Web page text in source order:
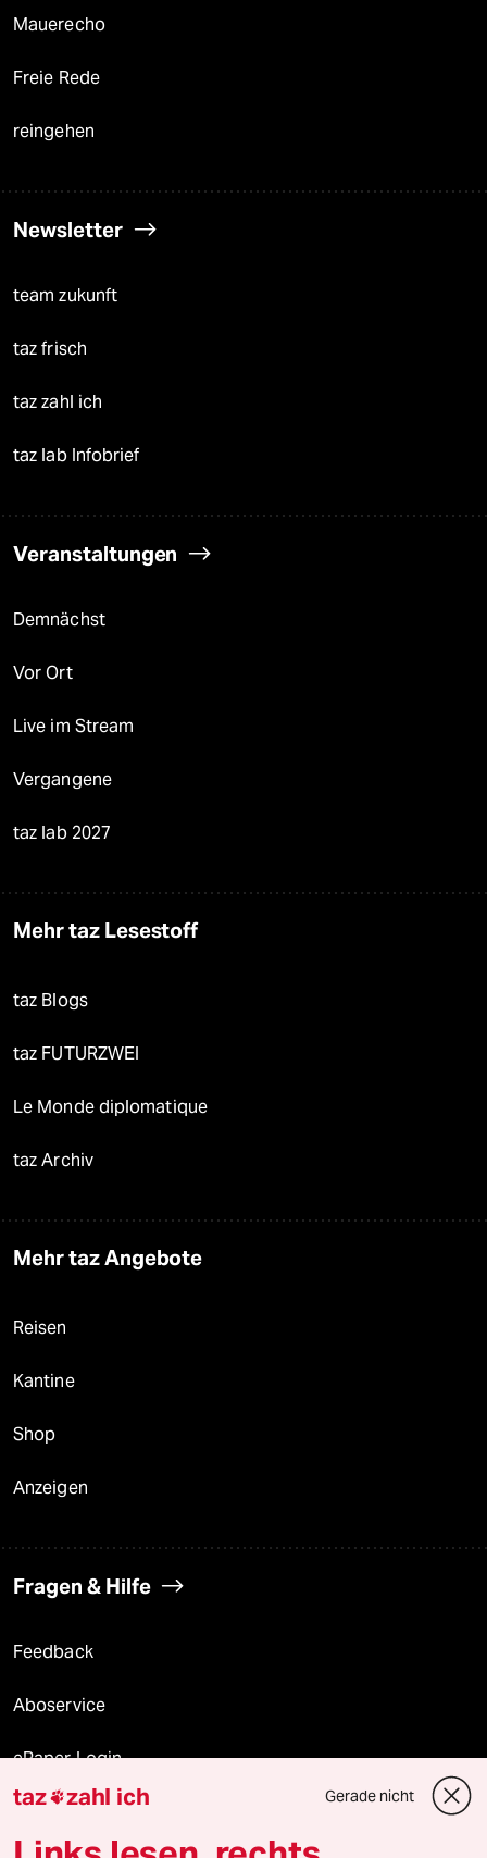
Mauerecho
Freie Rede
reingehen
Newsletter
team zukunft
taz frisch
taz zahl ich
taz lab Infobrief
Veranstaltungen
Demnächst
Vor Ort
Live im Stream
Vergangene
taz lab 2027
Mehr taz Lesestoff
taz Blogs
taz FUTURZWEI
Le Monde diplomatique
taz Archiv
Mehr taz Angebote
Reisen
Kantine
Shop
Anzeigen
Fragen & Hilfe
Feedback
Aboservice
ePaper Login
Downloads für Abonnierende
taz zahl ich Gerade nicht